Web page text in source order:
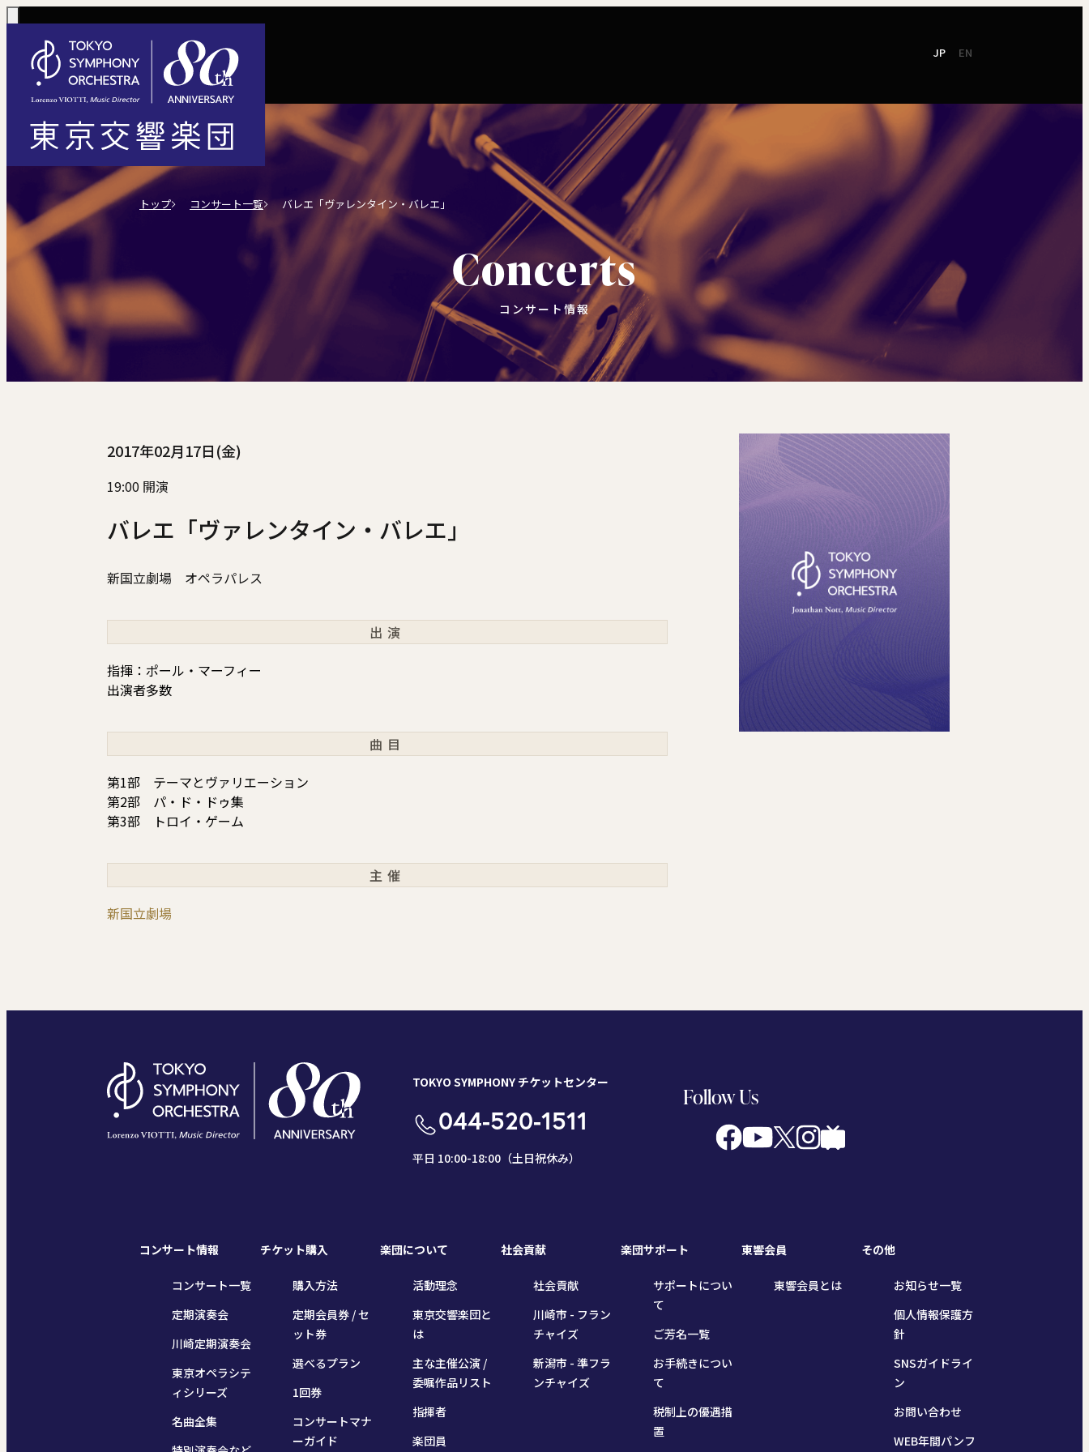
JP EN
コンサート情報
Concerts
コンサート一覧
定期演奏会
川崎定期演奏会
東京オペラシティシリーズ
特別演奏会など
こども定期演奏会
その他の公演
演奏会プログラム「Symphony」
2026 / 27
シーズンパンフレット
2025 / 26
シーズンパンフレット
チケット購入
Tickets 定期会員券 / セット券
選べるプラン
コンサートマナーガイド
TOKYO SYMPHONY
オンラインチケット
お電話でのお申込み
楽団について
活動理念
東京交響楽団とは
主な主催公演 / 委嘱・初演作品リスト
楽団員
東響コーラス
財団概要
採用・オーディション
社会貢献
川崎市 - フランチャイズ
新潟市 - 準フランチャイズ
ご支援
サポートについて
ご芳名一覧
お手続きについて
公演協賛のご案内
インカインド（物品寄付）
TOKYO SYMPHONY VISA カード
東響会員
東響会員とは
トップ コンサート一覧 バレエ「ヴァレンタイン・バレエ」
Concerts
コンサート情報
2017年02月17日(金)
19:00 開演
バレエ「ヴァレンタイン・バレエ」
新国立劇場 オペラパレス
出演
指揮：ポール・マーフィー
出演者多数
曲目
第1部 テーマとヴァリエーション
第2部 パ・ド・ドゥ集
第3部 トロイ・ゲーム
主催
新国立劇場
TOKYO SYMPHONY チケットセンター
044-520-1511
平日 10:00-18:00（土日祝休み）
Follow Us
コンサート情報
コンサート一覧
定期演奏会
川崎定期演奏会
東京オペラシテ
ィシリーズ
名曲全集
チケット購入
購入方法
定期会員券 / セ
ット券
選べるプラン
1回券
コンサートマナ
ーガイド
楽団について
活動理念
東京交響楽団と
は
主な主催公演 /
委嘱作品リスト
指揮者
楽団員
社会貢献
社会貢献
川崎市 - フラン
チャイズ
新潟市 - 準フラ
ンチャイズ
楽団サポート
サポートについ
て
ご芳名一覧
お手続きについ
て
税制上の優遇措
置
東響会員
東響会員とは
その他
お知らせ一覧
個人情報保護方
針
SNSガイドライ
ン
お問い合わせ
WEB年間パンフ